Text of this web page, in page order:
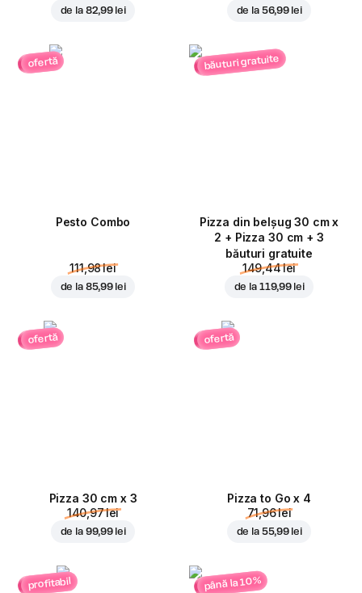
de la 82,99 lei de la 56,99 lei
ofertă
Pesto Combo
111,98 lei
de la 85,99 lei
băuturi gratuite
Pizza din belșug 30 cm x
2 + Pizza 30 cm + 3
băuturi gratuite
149,44 lei
de la 119,99 lei
ofertă
Pizza 30 cm x 3
140,97 lei
de la 99,99 lei
ofertă
Pizza to Go x 4
71,96 lei
de la 55,99 lei
profitabil până la 10%